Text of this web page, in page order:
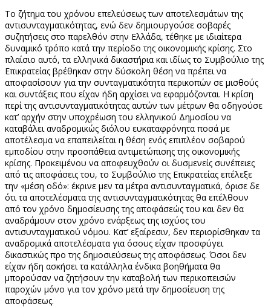
Το ζήτημα του χρόνου επελεύσεως των αποτελεσμάτων της
αντισυνταγματικότητας, ενώ δεν δημιουργούσε σοβαρές
συζητήσεις στο παρελθόν στην Ελλάδα, τέθηκε με ιδιαίτερα
δυναμικό τρόπο κατά την περίοδο της οικονομικής κρίσης. Στο
πλαίσιο αυτό, τα ελληνικά δικαστήρια και ιδίως το Συμβούλιο της
Επικρατείας βρέθηκαν στην δύσκολη θέση να πρέπει να
αποφασίσουν για την συνταγματικότητα περικοπών σε μισθούς
και συντάξεις που είχαν ήδη αρχίσει να εφαρμόζονται. Η κρίση
περί της αντισυνταγματικότητας αυτών των μέτρων θα οδηγούσε
κατ’ αρχήν στην υποχρέωση του ελληνικού Δημοσίου να
καταβάλει αναδρομικώς διόλου ευκαταφρόνητα ποσά με
αποτέλεσμα να επαπειλείται η θέση ενός επιπλέον σοβαρού
εμποδίου στην προσπάθεια αντιμετώπισης της οικονομικής
κρίσης. Προκειμένου να αποφευχθούν οι δυσμενείς συνέπειες
από τις αποφάσεις του, το Συμβούλιο της Επικρατείας επέλεξε
την «μέση οδό»: έκρινε μεν τα μέτρα αντισυνταγματικά, όρισε δε
ότι τα αποτελέσματα της αντισυνταγματικότητας θα επέλθουν
από τον χρόνο δημοσίευσης της αποφάσεώς του και δεν θα
αναδράμουν στον χρόνο ενάρξεως της ισχύος του
αντισυνταγματικού νόμου. Κατ’ εξαίρεσιν, δεν περιορίσθηκαν τα
αναδρομικά αποτελέσματα για όσους είχαν προσφύγει
δικαστικώς προ της δημοσιεύσεως της αποφάσεως. Όσοι δεν
είχαν ήδη ασκήσει τα κατάλληλα ένδικα βοηθήματα θα
μπορούσαν να ζητήσουν την καταβολή των περικοπεισών
παροχών μόνο για τον χρόνο μετά την δημοσίευση της
αποφάσεως.